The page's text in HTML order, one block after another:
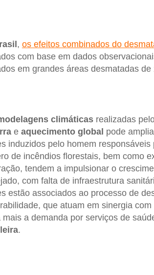
, os efeitos combinados do
com base em dados
em grandes áreas desmatadas de
climáticasrealizadas
e aquecimento global pode
induzidos pelo homem
de incêndios florestais, bem como
tendem a impulsionar o
com falta de infraestrutura
estão associados ao processo de
que atuam em sinergia
mais a demanda por serviços de
.